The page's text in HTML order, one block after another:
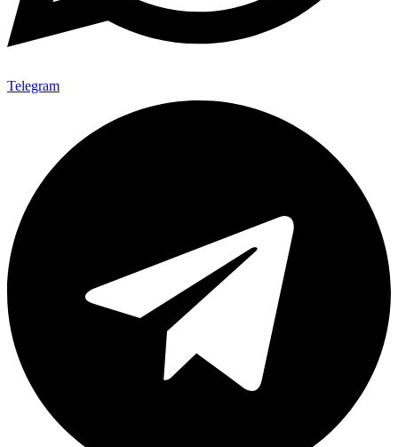
Telegram